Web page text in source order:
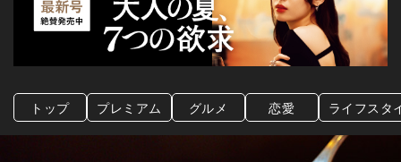
トップ プレミアム グルメ 恋愛 ライフスタ